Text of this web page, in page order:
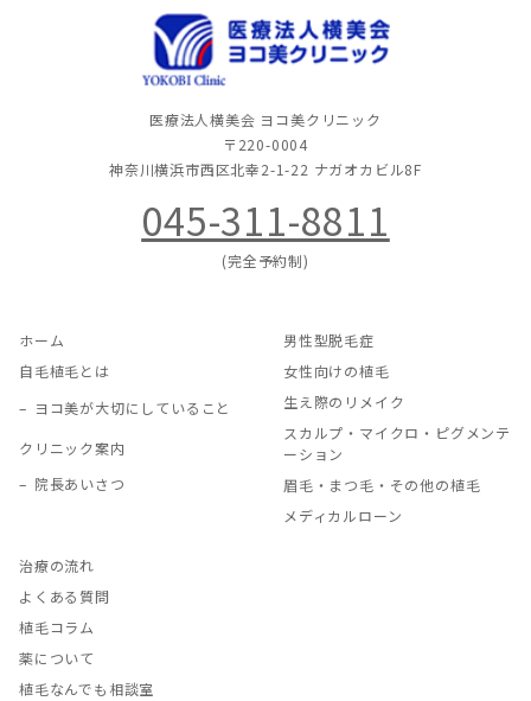
医療法人横美会 ヨコ美クリニック
〒220-0004
神奈川横浜市西区北幸2-1-22 ナガオカビル8F
045-311-8811
(完全予約制)
ホーム
自毛植毛とは
ヨコ美が大切にしていること
クリニック案内
院長あいさつ
男性型脱毛症
女性向けの植毛
生え際のリメイク
スカルプ・マイクロ・ピグメンテ
ーション
眉毛・まつ毛・その他の植毛
メディカルローン
治療の流れ
よくある質問
植毛コラム
薬について
植毛なんでも相談室